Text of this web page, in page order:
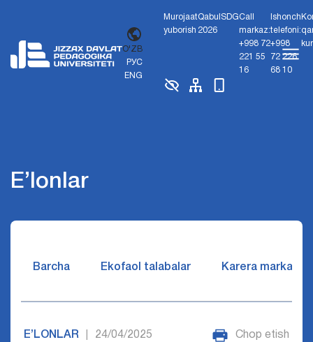
O'ZB
РУС
ENG
Murojaat
yuborish
Qabul
2026
SDGCall
markaz:
+998 72
221 55
16
Ishonch
telefoni:
+998
72 226
68 10
E’lonlar
Barcha Ekofaol talabalar Karera markazi
E’LONLAR 24/04/2025 Chop etish